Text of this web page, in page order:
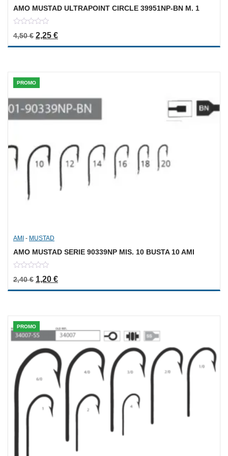
AMO MUSTAD ULTRAPOINT CIRCLE 39951NP-BN M. 1
out
of
4,50€ Il prezzo originale era: 4,50 €.
2,25 €Il prezzo attuale è: 2,25 €.
PROMO
AMI - MUSTAD
AMO MUSTAD SERIE 90339NP MIS. 10 BUSTA 10 AMI
out
2,40€ Il prezzo originale era: 2,40 €.
1,20 €Il prezzo attuale è: 1,20 €.
PROMO